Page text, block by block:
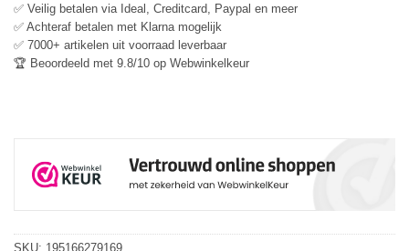
✅ Veilig betalen via Ideal, Creditcard, Paypal en meer
✅ Achteraf betalen met Klarna mogelijk
✅ 7000+ artikelen uit voorraad leverbaar
🏆 Beoordeeld met 9.8/10 op Webwinkelkeur
SKU: 195166279169